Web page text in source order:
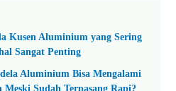
Kusen Aluminium yang Sering
Sangat Penting
Aluminium Bisa Mengalami
Sudah Terpasang Rapi?